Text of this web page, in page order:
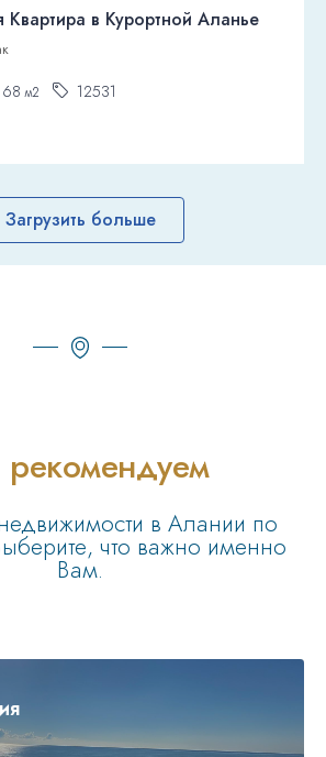
Квартира в Курортной Аланье
68 м2 12531
Загрузить больше
в Алании по
что важно именно
Вам.